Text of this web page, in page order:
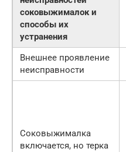
соковыжималок и
способы их
устранения
Внешнее проявление
неисправности
Соковыжималка
включается, но терка